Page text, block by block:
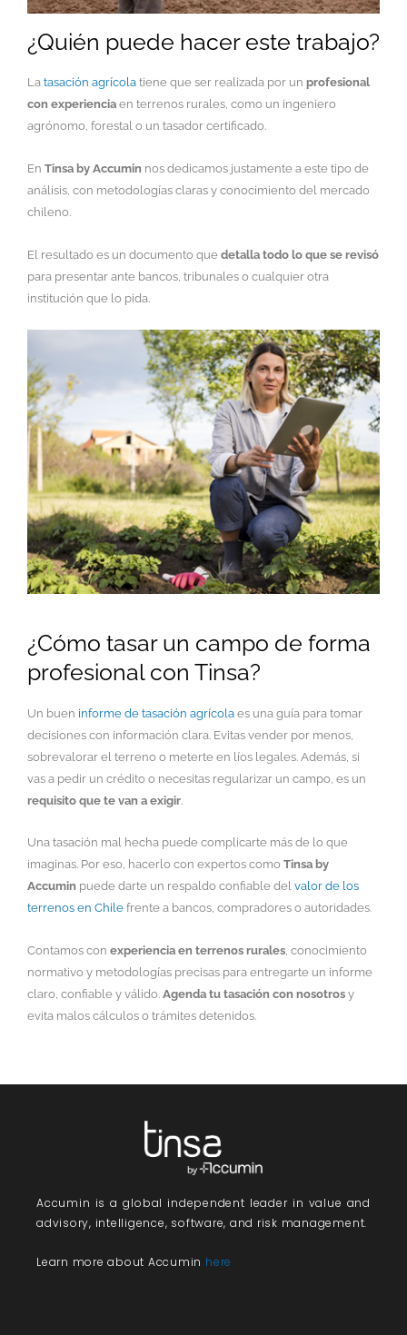
¿Quién puede hacer este trabajo?
La tasación agrícola tiene que ser realizada por un profesional
con experiencia en terrenos rurales, como un ingeniero
agrónomo, forestal o un tasador certificado.
En Tinsa by Accumin nos dedicamos justamente a este tipo de
análisis, con metodologías claras y conocimiento del mercado
chileno.
El resultado es un documento que detalla todo lo que se revisó
para presentar ante bancos, tribunales o cualquier otra
institución que lo pida.
¿Cómo tasar un campo de forma
profesional con Tinsa?
Un buen informe de tasación agrícola es una guía para tomar
decisiones con información clara. Evitas vender por menos,
sobrevalorar el terreno o meterte en líos legales. Además, si
vas a pedir un crédito o necesitas regularizar un campo, es un
requisito que te van a exigir
Una tasación mal hecha puede complicarte más de lo que
imaginas. Por eso, hacerlo con expertos como Tinsa by
Accumin puede darte un respaldo confiable del valor de los
terrenos en Chile frente a bancos, compradores o autoridades.
Contamos con experiencia en terrenos rurales, conocimiento
normativo y metodologías precisas para entregarte un informe
claro, confiable y válido. Agenda tu tasación con nosotros y
evita malos cálculos o trámites detenidos.
Accumin is a global independent leader in value and
advisory, intelligence, software, and risk management.
Learn more about Accumin here